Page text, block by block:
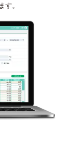
す。